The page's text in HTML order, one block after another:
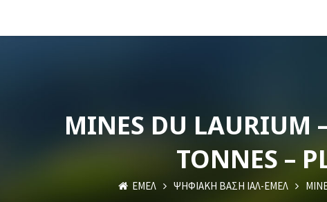
MINES DU LAURIUM
TONNES –
ΕΜΕΛ ΨΗΦΙΑΚΗ ΒΑΣΗ ΙΑΛ-ΕΜΕΛ